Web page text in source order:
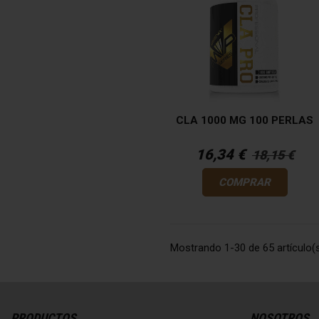
CLA 1000 MG 100 PERLAS
16,34 € 18,15 €
COMPRAR
Mostrando 1-30 de 65